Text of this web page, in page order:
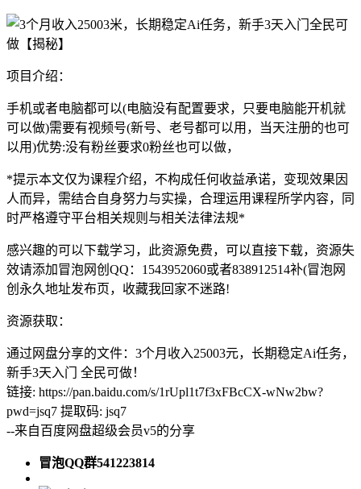
项目介绍：
手机或者电脑都可以(电脑没有配置要求，只要电脑能开机就
可以做)需要有视频号(新号、老号都可以用，当天注册的也可
以用)优势:没有粉丝要求0粉丝也可以做，
*提示本文仅为课程介绍，不构成任何收益承诺，变现效果因
人而异，需结合自身努力与实操，合理运用课程所学内容，同
时严格遵守平台相关规则与相关法律法规*
感兴趣的可以下载学习，此资源免费，可以直接下载，资源失
效请添加冒泡网创QQ：1543952060或者838912514补(冒泡网
创永久地址发布页，收藏我回家不迷路!
资源获取：
通过网盘分享的文件：3个月收入25003元，长期稳定Ai任务，
新手3天入门 全民可做！
链接: https://pan.baidu.com/s/1rUpl1t7f3xFBcCX-wNw2bw?
pwd=jsq7 提取码: jsq7
--来自百度网盘超级会员v5的分享
冒泡QQ群541223814